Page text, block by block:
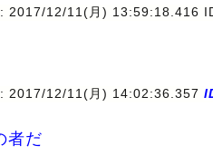
: 2017/12/11(月) 13:59:18.416
: 2017/12/11(月) 14:02:36.357
者だ